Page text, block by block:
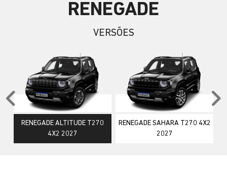
RENEGADE
VERSÕES
RENEGADE ALTITUDE T270
4X2 2027
RENEGADE SAHARA T270 4X2
2027
Anterior